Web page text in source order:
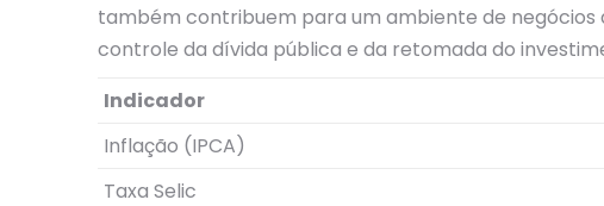
também contribuem para um ambiente de
controle da dívida pública e da retomada do
Indicador
Inflação (IPCA)
Taxa Selic